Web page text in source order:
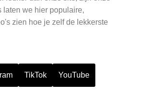
laten we hier populaire,
zien hoe je zelf de lekkerste
TikTok YouTube